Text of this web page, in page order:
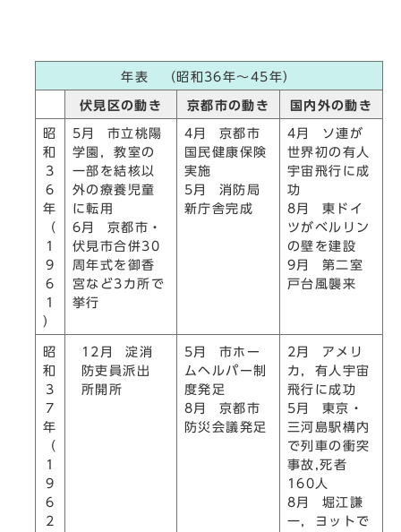
年表 （昭和36年～45年）
伏見区の動き 京都市の動き 国内外の動き
昭
和
3
6
年
（
1
9
6
1
）
5月 市立桃陽
学園，教室の
一部を結核以
外の療養児童
に転用
6月 京都市・
伏見市合併30
周年式を御香
宮など3カ所で
挙行
4月 京都市
国民健康保険
実施
5月 消防局
新庁舎完成
4月 ソ連が
世界初の有人
宇宙飛行に成
功
8月 東ドイ
ツがベルリン
の壁を建設
9月 第二室
戸台風襲来
昭
和
3
7
年
（
1
9
6
2
12月 淀消
防吏員派出
所開所
5月 市ホー
ムヘルパー制
度発足
8月 京都市
防災会議発足
2月 アメリ
カ，有人宇宙
飛行に成功
5月 東京・
三河島駅構内
で列車の衝突
事故,死者
160人
8月 堀江謙
一，ヨットで